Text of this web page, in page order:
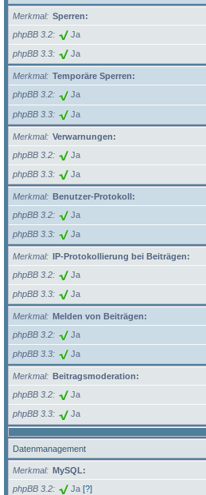
Merkmal
Sperren:
phpBB 3.2
Ja
phpBB 3.3 Ja
Merkmal
Temporäre Sperren:
phpBB 3.2
Ja
phpBB 3.3 Ja
Merkmal
Verwarnungen:
phpBB 3.2
Ja
phpBB 3.3 Ja
Merkmal
Benutzer-Protokoll:
phpBB 3.2
Ja
phpBB 3.3 Ja
Merkmal
IP-Protokollierung bei Beiträgen:
phpBB 3.2
Ja
phpBB 3.3 Ja
Merkmal
Melden von Beiträgen:
phpBB 3.2
Ja
phpBB 3.3 Ja
Merkmal
Beitragsmoderation:
phpBB 3.2
Ja
phpBB 3.3 Ja
Datenmanagement
Merkmal
MySQL:
phpBB 3.2
Ja [?]